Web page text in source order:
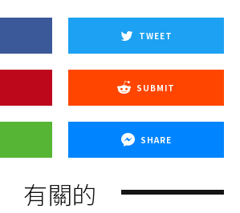
TWEET
SUBMIT
SHARE
有關的